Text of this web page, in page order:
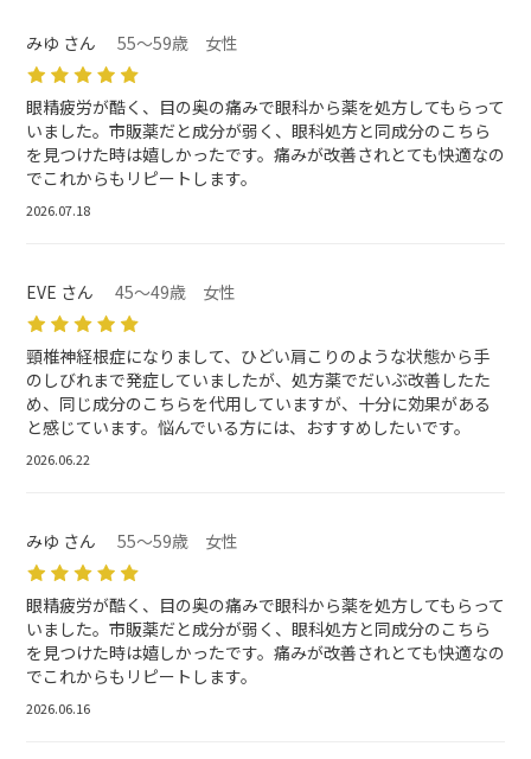
みゆ さん 55～59歳 女性
眼精疲労が酷く、目の奥の痛みで眼科から薬を処方してもらって
いました。市販薬だと成分が弱く、眼科処方と同成分のこちら
を見つけた時は嬉しかったです。痛みが改善されとても快適なの
でこれからもリピートします。
2026.07.18
EVE さん 45～49歳 女性
頸椎神経根症になりまして、ひどい肩こりのような状態から手
のしびれまで発症していましたが、処方薬でだいぶ改善したた
め、同じ成分のこちらを代用していますが、十分に効果がある
と感じています。悩んでいる方には、おすすめしたいです。
2026.06.22
みゆ さん 55～59歳 女性
眼精疲労が酷く、目の奥の痛みで眼科から薬を処方してもらって
いました。市販薬だと成分が弱く、眼科処方と同成分のこちら
を見つけた時は嬉しかったです。痛みが改善されとても快適なの
でこれからもリピートします。
2026.06.16